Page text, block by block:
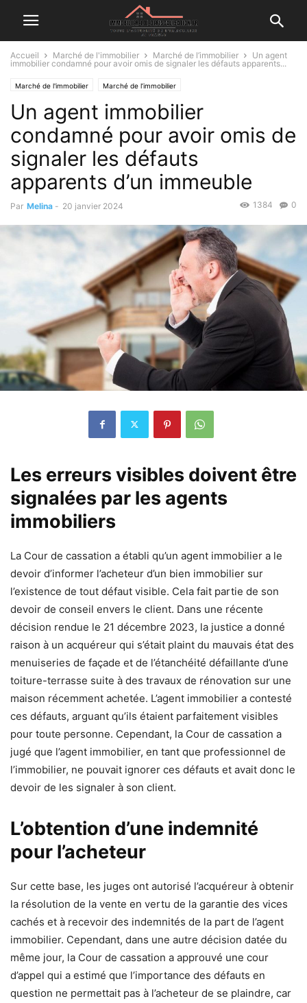
Accueil Marché de l'immobilier Marché de l’immobilier
Un agent
immobilier condamné pour avoir omis de signaler les défauts apparents...
Marché de l'immobilier Marché de l’immobilier
Un agent immobilier
condamné pour avoir omis de
signaler les défauts
apparents d’un immeuble
Par Melina - 20 janvier 2024 0
1384
Les erreurs visibles doivent être
signalées par les agents
immobiliers
La Cour de cassation a établi qu’un agent immobilier a le
devoir d’informer l’acheteur d’un bien immobilier sur
l’existence de tout défaut visible. Cela fait partie de son
devoir de conseil envers le client. Dans une récente
décision rendue le 21 décembre 2023, la justice a donné
raison à un acquéreur qui s’était plaint du mauvais état des
menuiseries de façade et de l’étanchéité défaillante d’une
toiture-terrasse suite à des travaux de rénovation sur une
maison récemment achetée. L’agent immobilier a contesté
ces défauts, arguant qu’ils étaient parfaitement visibles
pour toute personne. Cependant, la Cour de cassation a
jugé que l’agent immobilier, en tant que professionnel de
l’immobilier, ne pouvait ignorer ces défauts et avait donc le
devoir de les signaler à son client.
L’obtention d’une indemnité
pour l’acheteur
Sur cette base, les juges ont autorisé l’acquéreur à obtenir
la résolution de la vente en vertu de la garantie des vices
cachés et à recevoir des indemnités de la part de l’agent
immobilier. Cependant, dans une autre décision datée du
même jour, la Cour de cassation a approuvé une cour
d’appel qui a estimé que l’importance des défauts en
question ne permettait pas à l’acheteur de se plaindre, car